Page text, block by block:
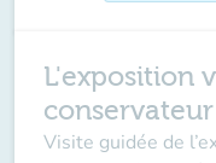
L'exposition
conservateur
Visite guidée de